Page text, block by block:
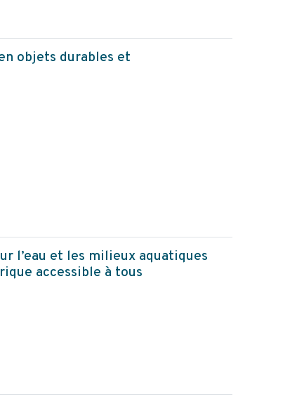
objets durables et
l’eau et les milieux aquatiques
accessible à tous